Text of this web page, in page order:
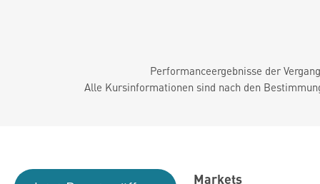
Performanceergebnisse der
Alle Kursinformationen sind nach den
Markets